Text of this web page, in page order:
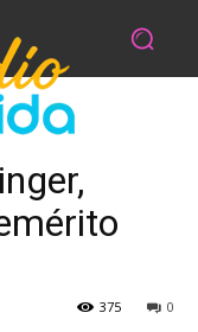
0
375